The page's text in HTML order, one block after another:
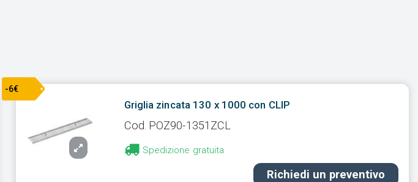
-6€
Griglia zincata 130 x 1000 con CLIP
Cod. POZ90-1351ZCL
Spedizione gratuita
Richiedi un preventivo